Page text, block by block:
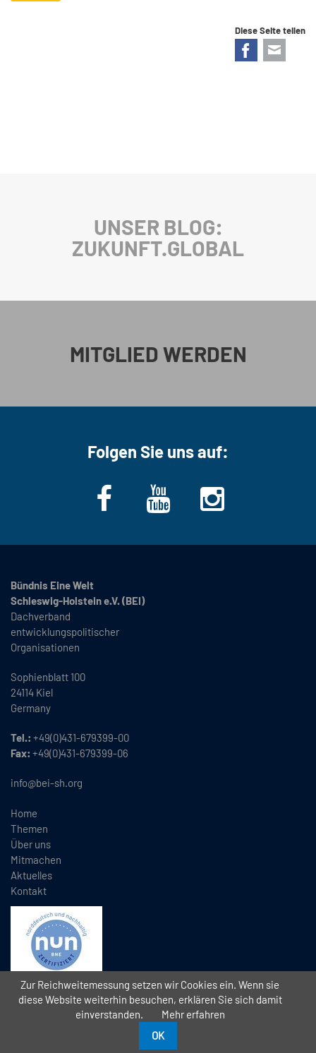
Diese Seite teilen
Facebook
UNSER BLOG:
ZUKUNFT.GLOBAL
MITGLIED WERDEN
Folgen Sie uns auf:
Bündnis Eine Welt
Schleswig-Holstein e.V. (BEI)
Dachverband
entwicklungspolitischer
Organisationen
Sophienblatt 100
24114 Kiel
Germany
Tel.: +49(0)431-679399-00
Fax: +49(0)431-679399-06
info@bei-sh.org
Home
Themen
Über uns
Mitmachen
Aktuelles
Kontakt
2026 // Bündnis Eine Welt Schleswig-Holstein e.V. (BEI)
Datenschutz
Zur Reichweitemessung setzen wir Cookies ein. Wenn sie
diese Website weiterhin besuchen, erklären Sie sich damit
einverstanden.
Mehr erfahren
OK